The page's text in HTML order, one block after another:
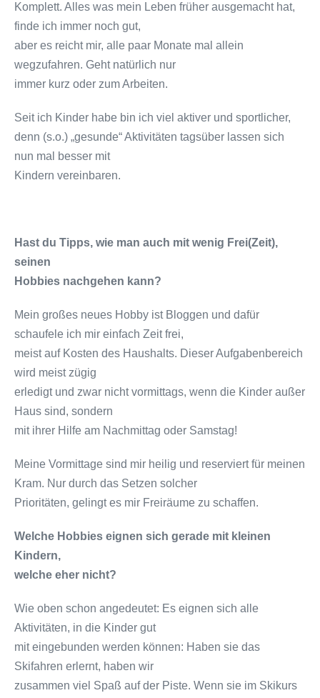
Komplett. Alles was mein Leben früher ausgemacht hat,
finde ich immer noch gut,
aber es reicht mir, alle paar Monate mal allein
wegzufahren. Geht natürlich nur
immer kurz oder zum Arbeiten.
Seit ich Kinder habe bin ich viel aktiver und sportlicher,
denn (s.o.) „gesunde“ Aktivitäten tagsüber lassen sich
nun mal besser mit
Kindern vereinbaren.
Hast du Tipps, wie man auch mit wenig Frei(Zeit),
seinen
Hobbies nachgehen kann?
Mein großes neues Hobby ist Bloggen und dafür
schaufele ich mir einfach Zeit frei,
meist auf Kosten des Haushalts. Dieser Aufgabenbereich
wird meist zügig
erledigt und zwar nicht vormittags, wenn die Kinder außer
Haus sind, sondern
mit ihrer Hilfe am Nachmittag oder Samstag!
Meine Vormittage sind mir heilig und reserviert für meinen
Kram. Nur durch das Setzen solcher
Prioritäten, gelingt es mir Freiräume zu schaffen.
Welche Hobbies eignen sich gerade mit kleinen
Kindern,
welche eher nicht?
Wie oben schon angedeutet: Es eignen sich alle
Aktivitäten, in die Kinder gut
mit eingebunden werden können: Haben sie das
Skifahren erlernt, haben wir
zusammen viel Spaß auf der Piste. Wenn sie im Skikurs